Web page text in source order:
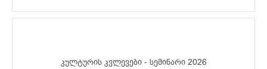
კულტურის კვლევები - სემინარი 2026